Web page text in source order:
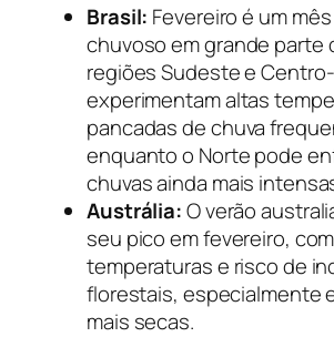
Brasil: Fevereiro é um
chuvoso em grande parte
regiões Sudeste e
experimentam altas
pancadas de chuva
enquanto o Norte pode
chuvas ainda mais
Austrália:O verão
seu pico em fevereiro,
temperaturas e risco de
florestais, especialmente
mais secas.